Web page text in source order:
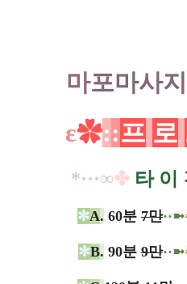
마포마사
ε✿::프 로
*···∞✤ 타 이
✼A. 60분 7만​​··➼
✼B. 90분 9만​​··➼